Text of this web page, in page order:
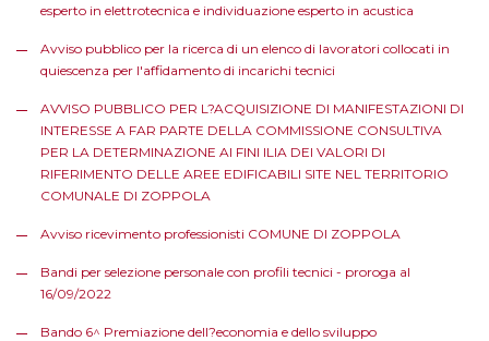
esperto in elettrotecnica e individuazione esperto in acustica
Avviso pubblico per la ricerca di un elenco di lavoratori collocati in
quiescenza per l'affidamento di incarichi tecnici
AVVISO PUBBLICO PER L?ACQUISIZIONE DI MANIFESTAZIONI DI
INTERESSE A FAR PARTE DELLA COMMISSIONE CONSULTIVA
PER LA DETERMINAZIONE AI FINI ILIA DEI VALORI DI
RIFERIMENTO DELLE AREE EDIFICABILI SITE NEL TERRITORIO
COMUNALE DI ZOPPOLA
Avviso ricevimento professionisti COMUNE DI ZOPPOLA
Bandi per selezione personale con profili tecnici - proroga al
16/09/2022
Bando 6^ Premiazione dell?economia e dello sviluppo